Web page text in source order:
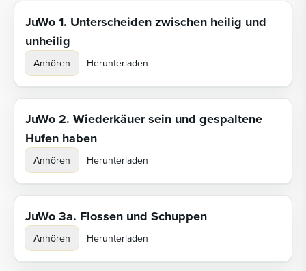
JuWo 1. Unterscheiden zwischen heilig und
unheilig
Anhören Herunterladen
JuWo 2. Wiederkäuer sein und gespaltene
Hufen haben
Anhören Herunterladen
JuWo 3a. Flossen und Schuppen
Anhören Herunterladen